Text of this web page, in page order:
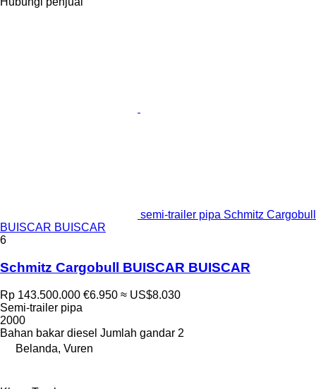
semi-trailer pipa Schmitz Cargobull
BUISCAR BUISCAR
6
Schmitz Cargobull BUISCAR BUISCAR
Rp 143.500.000 €6.950 ≈ US$8.030
Semi-trailer pipa
2000
Bahan bakar diesel Jumlah gandar 2
Belanda, Vuren